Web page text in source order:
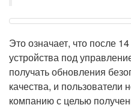
Это означает, что после
устройства под
получать обновления
качества, и пользователи
компанию с целью